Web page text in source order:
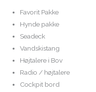
Favorit Pakke
Hynde pakke
Seadeck
Vandskistang
Højtalere i Bov
Radio / højtalere
Cockpit bord